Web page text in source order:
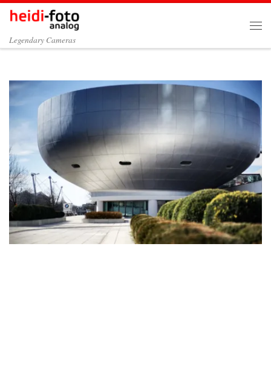
Zum Inhalt springen
Legendary Cameras